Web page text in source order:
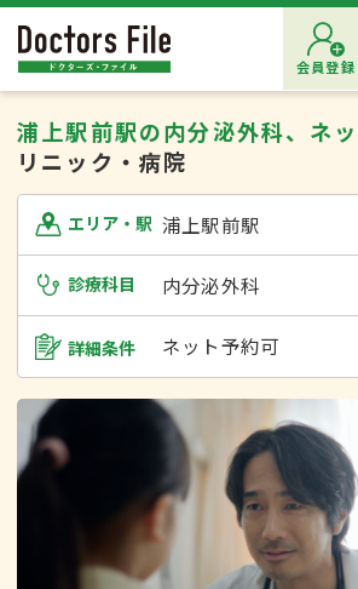
会員登録
浦上駅前駅の内分泌外科、ネ
リニック・病院
エリア・駅 浦上駅前駅
診療科目 内分泌外科
詳細条件 ネット予約可